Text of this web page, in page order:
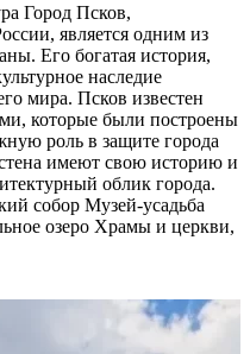
Город Псков,
является одним из
Его богатая история,
наследие
мира. Псков известен
которые были построены
роль в защите города
имеют свою историю и
облик города.
собор Музей-усадьба
озеро Храмы и церкви,